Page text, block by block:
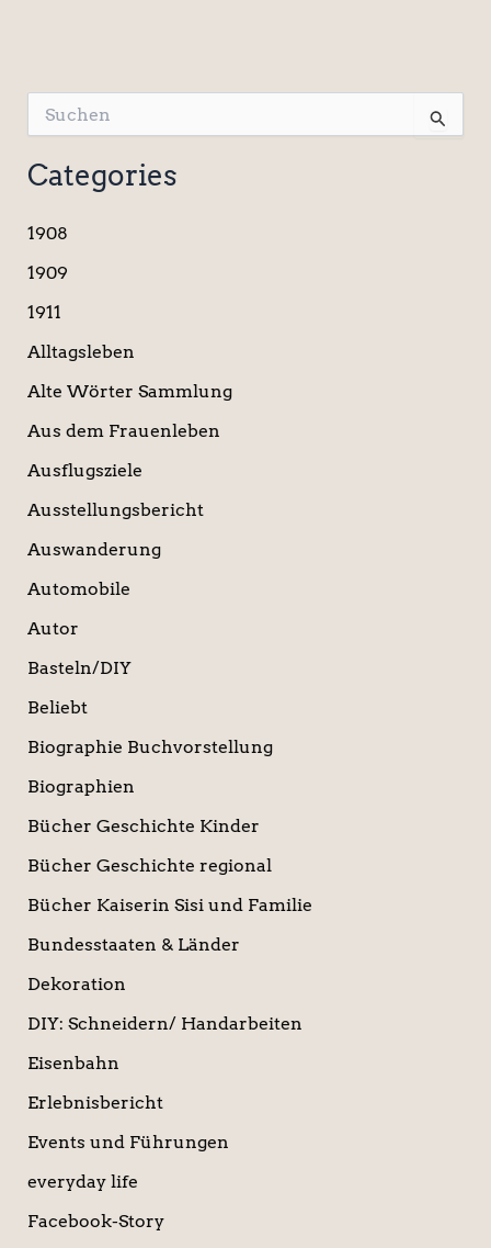
u
c
h
n
a
h
Categories
1908
1909
1911
Alltagsleben
Alte Wörter Sammlung
Aus dem Frauenleben
Ausflugsziele
Ausstellungsbericht
Auswanderung
Automobile
Autor
Basteln/DIY
Beliebt
Biographie Buchvorstellung
Biographien
Bücher Geschichte Kinder
Bücher Geschichte regional
Bücher Kaiserin Sisi und Familie
Bundesstaaten & Länder
Dekoration
DIY: Schneidern/ Handarbeiten
Eisenbahn
Erlebnisbericht
Events und Führungen
everyday life
Facebook-Story